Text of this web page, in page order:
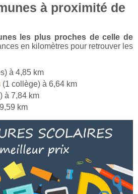
à proximité de
les plus proches de celle de
en kilomètres pour retrouver les
à 4,85 km
(1 collège) à 6,64 km
à 7,84 km
km